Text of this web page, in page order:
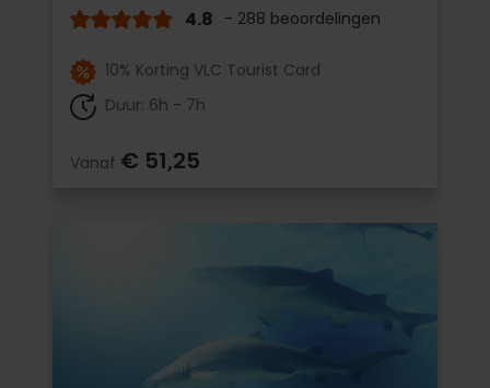
4.8 - 288 beoordelingen
10% Korting VLC Tourist Card
Duur: 6h - 7h
Vanaf € 51,25